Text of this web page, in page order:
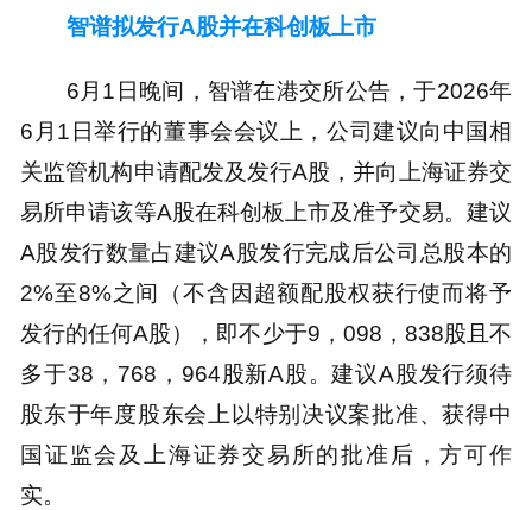
智谱拟发行A股并在科创板上市
6月1日晚间，智谱在港交所公告，于2026年
6月1日举行的董事会会议上，公司建议向中国相
关监管机构申请配发及发行A股，并向上海证券交
易所申请该等A股在科创板上市及准予交易。建议
A股发行数量占建议A股发行完成后公司总股本的
2%至8%之间（不含因超额配股权获行使而将予
发行的任何A股），即不少于9，098，838股且不
多于38，768，964股新A股。建议A股发行须待
股东于年度股东会上以特别决议案批准、获得中
国证监会及上海证券交易所的批准后，方可作
实。